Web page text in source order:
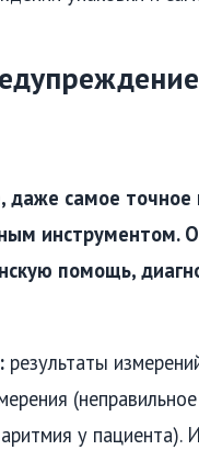
самое точное
инструментом.
помощь,
результаты
у пациента).